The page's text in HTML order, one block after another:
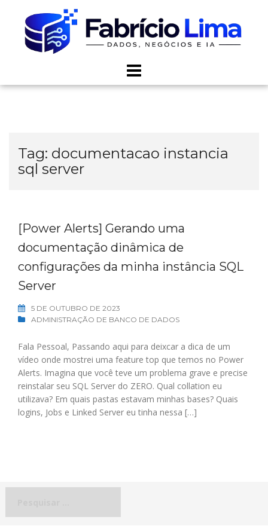
content
Tag: documentacao instancia
sql server
[Power Alerts] Gerando uma
documentação dinâmica de
configurações da minha instância SQL
Server
5 DE OUTUBRO DE 2023
ADMINISTRAÇÃO DE BANCO DE DADOS
Fala Pessoal, Passando aqui para deixcar a dica de um
vídeo onde mostrei uma feature top que temos no Power
Alerts. Imagina que você teve um problema grave e precise
reinstalar seu SQL Server do ZERO. Qual collation eu
utilizava? Em quais pastas estavam minhas bases? Quais
logins, Jobs e Linked Server eu tinha nessa […]